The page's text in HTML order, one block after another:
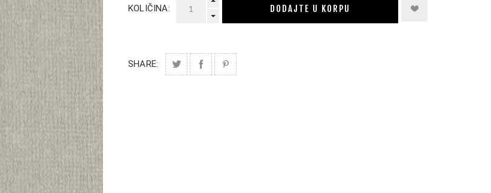
KOLIČINA: DODAJTE U KORPU
SHARE: